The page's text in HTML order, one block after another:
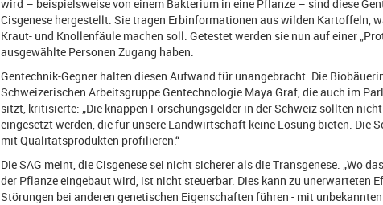
wird – beispielsweise von einem Bakterium in eine Pflanze – sind diese
Cisgenese hergestellt. Sie tragen Erbinformationen aus wilden Kartoffeln,
Kraut- und Knollenfäule machen soll. Getestet werden sie nun auf einer
ausgewählte Personen Zugang haben.
Gentechnik-Gegner halten diesen Aufwand für unangebracht. Die
Schweizerischen Arbeitsgruppe Gentechnologie Maya Graf, die auch im
sitzt, kritisierte: „Die knappen Forschungsgelder in der Schweiz sollten
eingesetzt werden, die für unsere Landwirtschaft keine Lösung bieten. Die
mit Qualitätsprodukten profilieren.“
Die SAG meint, die Cisgenese sei nicht sicherer als die Transgenese. „Wo
der Pflanze eingebaut wird, ist nicht steuerbar. Dies kann zu unerwarteten
Störungen bei anderen genetischen Eigenschaften führen - mit unbekannten